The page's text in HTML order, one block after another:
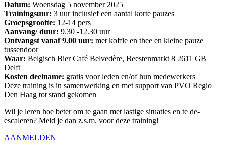
Datum: Woensdag 5 november 2025
Trainingsuur: 3 uur inclusief een aantal korte pauzes
Groepsgrootte: 12-14 pers
Aanvang/ duur: 9.30 -12.30 uur
Ontvangst vanaf 9.00 uur: met koffie en thee en kleine pauze
tussendoor
Waar: Belgisch Bier Café Belvedère, Beestenmarkt 8 2611 GB
Delft
Kosten deelname: gratis voor leden en/of hun medewerkers
Deze training is in samenwerking en met support van PVO Regio
Den Haag tot stand gekomen
Wil je leren hoe beter om te gaan met lastige situaties en te de-
escaleren? Meld je dan z.s.m. voor deze training!
AANMELDEN